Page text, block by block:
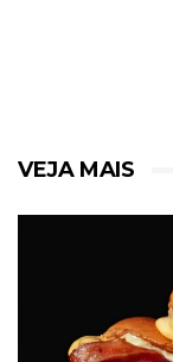
VEJA MAIS